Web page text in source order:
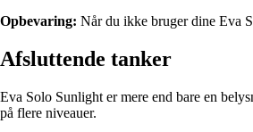
Opbevaring: Når du ikke bruger dine Eva
Afsluttende tanker
Eva Solo Sunlight er mere end bare en
på flere niveauer.